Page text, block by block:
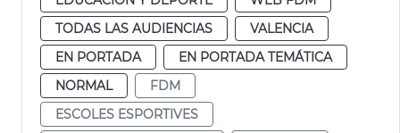
TODAS LAS AUDIENCIAS
VALENCIA
EN PORTADA
EN PORTADA TEMÁTICA
NORMAL
FDM
ESCOLES ESPORTIVES